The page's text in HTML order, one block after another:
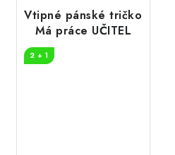
Vtipné pánské tričko
Má práce UČITEL
2 + 1